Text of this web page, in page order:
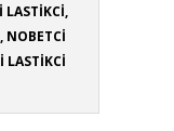
LASTİKCİ,
NOBETCİ
LASTİKCİ